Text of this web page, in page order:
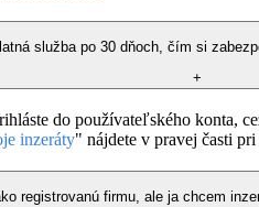
služba po 30 dňoch, čím si
+
do používateľského konta,
inzeráty" nájdete v pravej časti
registrovanú firmu, ale ja chcem